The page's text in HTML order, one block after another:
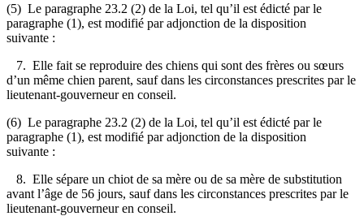
(5) Le paragraphe 23.2 (2) de la Loi, tel qu’il est édicté par le
paragraphe (1), est modifié par adjonction de la disposition
suivante :
7. Elle fait se reproduire des chiens qui sont des frères ou sœurs
d’un même chien parent, sauf dans les circonstances prescrites par le
lieutenant-gouverneur en conseil.
(6) Le paragraphe 23.2 (2) de la Loi, tel qu’il est édicté par le
paragraphe (1), est modifié par adjonction de la disposition
suivante :
8. Elle sépare un chiot de sa mère ou de sa mère de substitution
avant l’âge de 56 jours, sauf dans les circonstances prescrites par le
lieutenant-gouverneur en conseil.